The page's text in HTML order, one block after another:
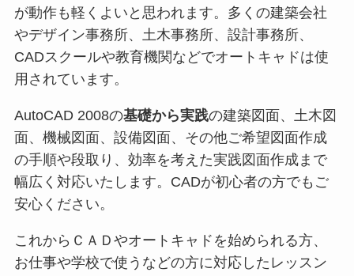
が動作も軽くよいと思われます。多くの建築会社
やデザイン事務所、土木事務所、設計事務所、
CADスクールや教育機関などでオートキャドは使
用されています。
AutoCAD 2008の基礎から実践の建築図面、土木図
面、機械図面、設備図面、その他ご希望図面作成
の手順や段取り、効率を考えた実践図面作成まで
幅広く対応いたします。CADが初心者の方でもご
安心ください。
これからＣＡＤやオートキャドを始められる方、
お仕事や学校で使うなどの方に対応したレッスン